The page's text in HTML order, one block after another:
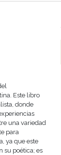
Este libro
donde
una variedad
para
ya que este
su poética; es